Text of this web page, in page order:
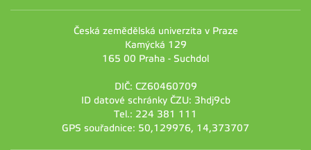
Česká zemědělská univerzita v Praze
Kamýcká 129
165 00 Praha - Suchdol
DIČ: CZ60460709
ID datové schránky ČZU: 3hdj9cb
Tel.: 224 381 111
GPS souřadnice: 50,129976, 14,373707